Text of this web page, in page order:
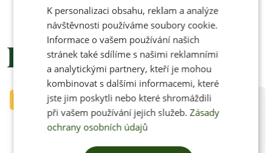
Podobné produkty
Limitovaná edice
ENGLISH
K personalizaci obsahu, reklam a analýze
návštěvnosti používáme soubory cookie.
Informace o vašem používání našich
stránek také sdílíme s našimi reklamními
a analytickými partnery, kteří je mohou
kombinovat s dalšími informacemi, které
jste jim poskytli nebo které shromáždili
při vašem používání jejich služeb. Zásady
ochrany osobních údajů